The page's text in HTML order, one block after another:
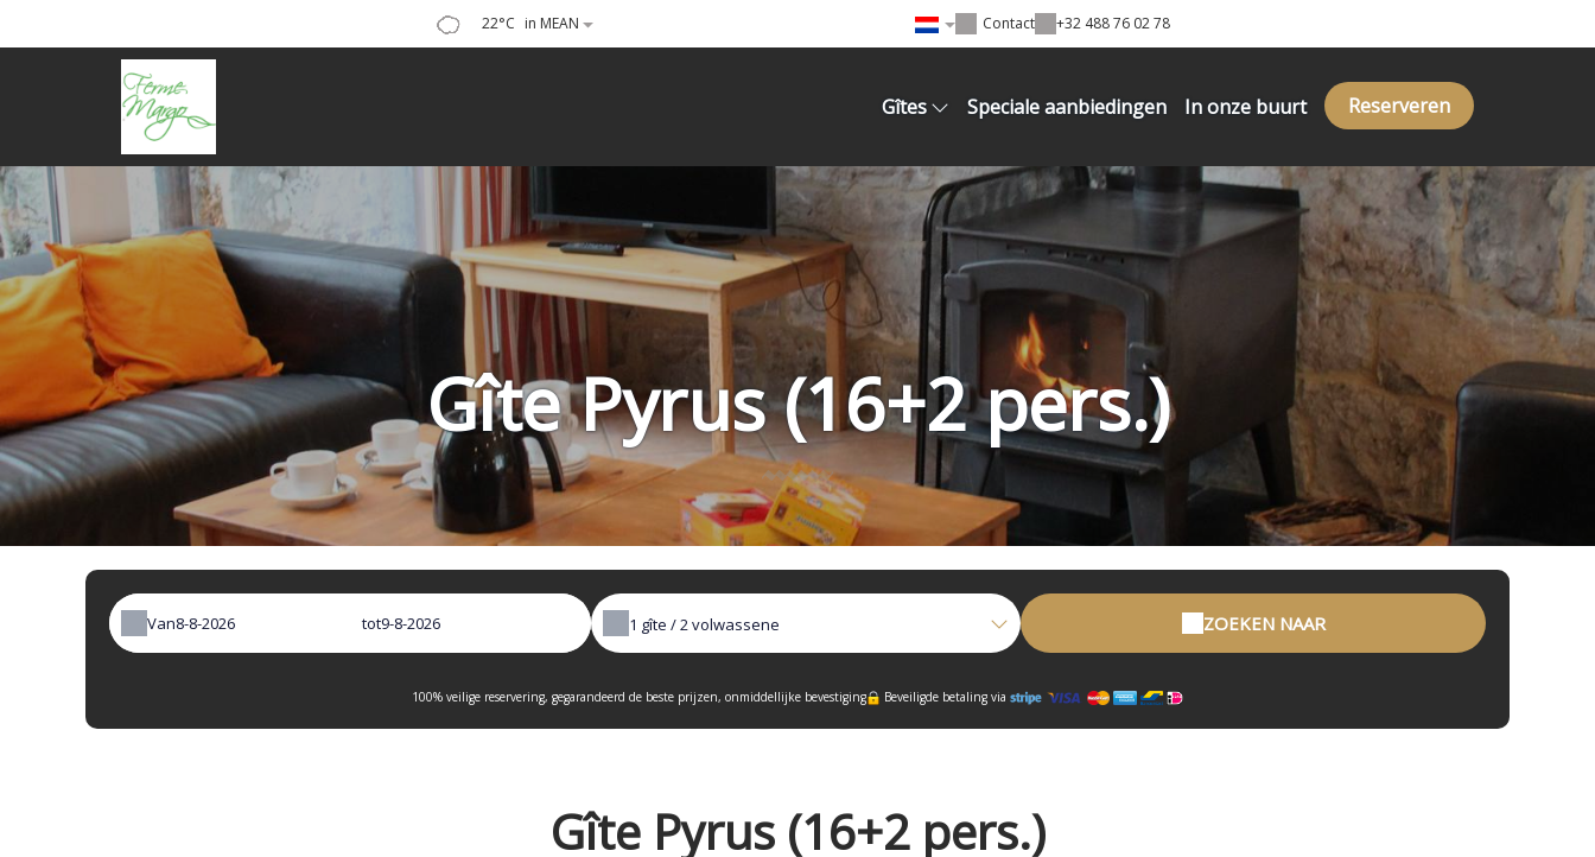
22°C in MEAN Contact +32 488 76 02 78
Gîtes Speciale aanbiedingen In onze buurt Reserveren
Gîte Pyrus (16+2 pers.)
Van tot 1 gîte /2volwassene ZOEKEN NAAR
100% veilige reservering, gegarandeerd de beste prijzen, onmiddellijke bevestiging Beveiligde betaling via
Gîte Pyrus (16+2 pers.)